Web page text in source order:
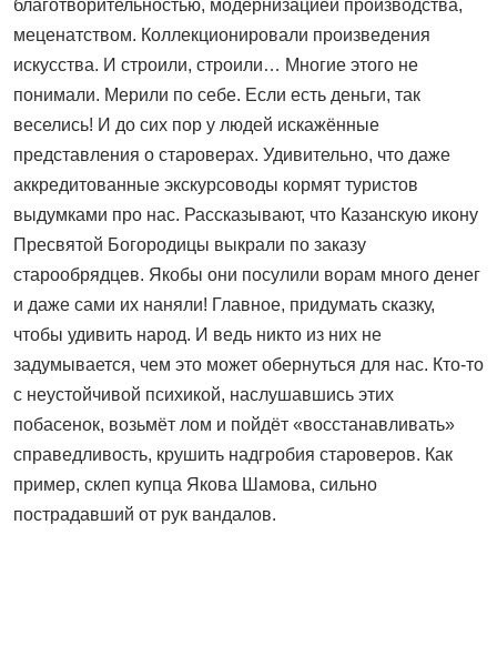
благотворительностью, модернизацией производства,
меценатством. Коллекционировали произведения
искусства. И строили, строили… Многие этого не
понимали. Мерили по себе. Если есть деньги, так
веселись! И до сих пор у людей искажённые
представления о староверах. Удивительно, что даже
аккредитованные экскурсоводы кормят туристов
выдумками про нас. Рассказывают, что Казанскую икону
Пресвятой Богородицы выкрали по заказу
старообрядцев. Якобы они посулили ворам много денег
и даже сами их наняли! Главное, придумать сказку,
чтобы удивить народ. И ведь никто из них не
задумывается, чем это может обернуться для нас. Кто-то
с неустойчивой психикой, наслушавшись этих
побасенок, возьмёт лом и пойдёт «восстанавливать»
справедливость, крушить надгробия староверов. Как
пример, склеп купца Якова Шамова, сильно
пострадавший от рук вандалов.